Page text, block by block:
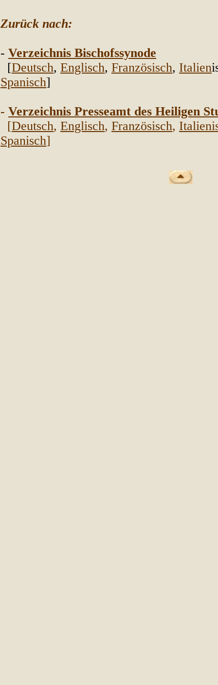
Zurück nach:
- Verzeichnis Bischofssynode
[Deutsch, Englisch, Französisch, Italien
Spanisch]
- Verzeichnis Presseamt des Heiligen
[Deutsch, Englisch, Französisch,
Spanisch]